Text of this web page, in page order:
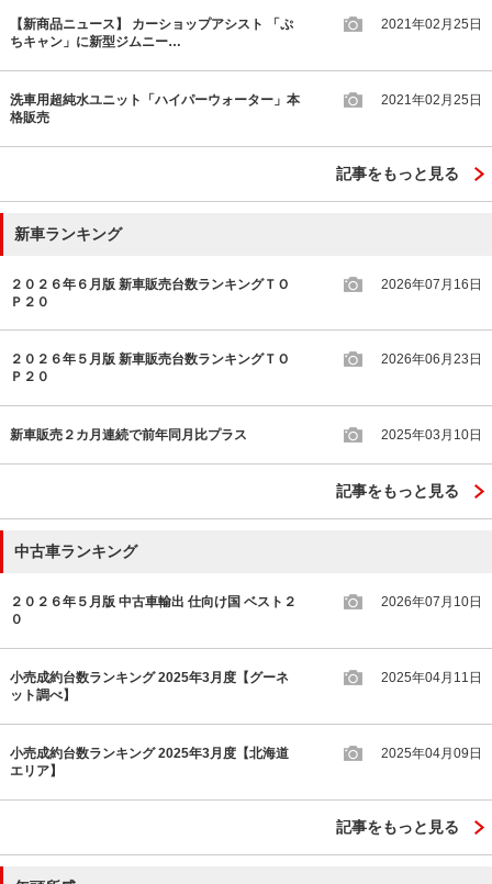
【新商品ニュース】 カーショップアシスト 「ぷ
ちキャン」に新型ジムニー…
2021年02月25日
洗車用超純水ユニット「ハイパーウォーター」本
格販売
2021年02月25日
記事をもっと見る
新車ランキング
２０２６年６月版 新車販売台数ランキングＴＯ
Ｐ２０
2026年07月16日
２０２６年５月版 新車販売台数ランキングＴＯ
Ｐ２０
2026年06月23日
新車販売２カ月連続で前年同月比プラス 2025年03月10日
記事をもっと見る
中古車ランキング
２０２６年５月版 中古車輸出 仕向け国 ベスト２
０
2026年07月10日
小売成約台数ランキング 2025年3月度【グーネ
ット調べ】
2025年04月11日
小売成約台数ランキング 2025年3月度【北海道
エリア】
2025年04月09日
記事をもっと見る